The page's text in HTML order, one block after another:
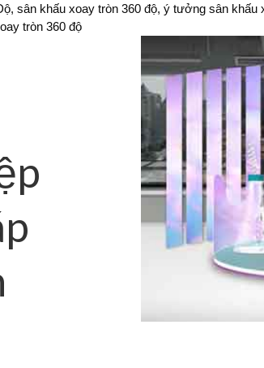
sân khấu xoay tròn 360 độ, ý tưởng sân
tròn 360 độ